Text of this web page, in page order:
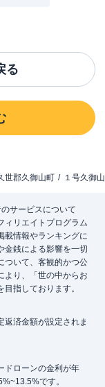
る
世郡久御山町 １号久御
サービスについて
ィリエイトプログラム
載情報やランキングに
金銭による影響を一切
ついて、客観的かつ公
より、「世の中からお
指しております。
済金額が設定されま
ドローンの金利が年
です。